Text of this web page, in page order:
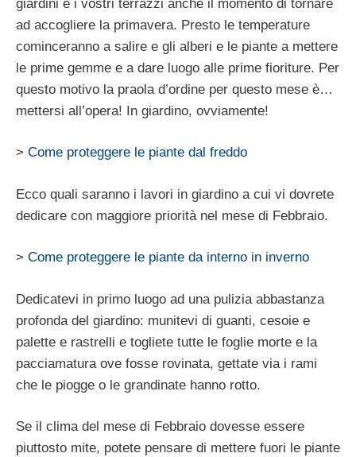
giardini e i vostri terrazzi anche il momento di tornare
ad accogliere la primavera. Presto le temperature
cominceranno a salire e gli alberi e le piante a mettere
le prime gemme e a dare luogo alle prime fioriture. Per
questo motivo la praola d’ordine per questo mese è…
mettersi all’opera! In giardino, ovviamente!
> Come proteggere le piante dal freddo
Ecco quali saranno i lavori in giardino a cui vi dovrete
dedicare con maggiore priorità nel mese di Febbraio.
> Come proteggere le piante da interno in inverno
Dedicatevi in primo luogo ad una pulizia abbastanza
profonda del giardino: munitevi di guanti, cesoie e
palette e rastrelli e togliete tutte le foglie morte e la
pacciamatura ove fosse rovinata, gettate via i rami
che le piogge o le grandinate hanno rotto.
Se il clima del mese di Febbraio dovesse essere
piuttosto mite, potete pensare di mettere fuori le piante